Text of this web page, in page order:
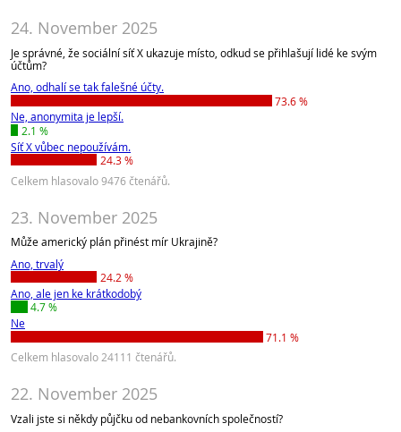
24. November 2025
Je správné, že sociální síť X ukazuje místo, odkud se přihlašují lidé ke svým
účtům?
Ano, odhalí se tak falešné účty.
73.6 %
Ne, anonymita je lepší.
2.1 %
Síť X vůbec nepoužívám.
24.3 %
Celkem hlasovalo 9476 čtenářů.
23. November 2025
Může americký plán přinést mír Ukrajině?
Ano, trvalý
24.2 %
Ano, ale jen ke krátkodobý
4.7 %
Ne
71.1 %
Celkem hlasovalo 24111 čtenářů.
22. November 2025
Vzali jste si někdy půjčku od nebankovních společností?